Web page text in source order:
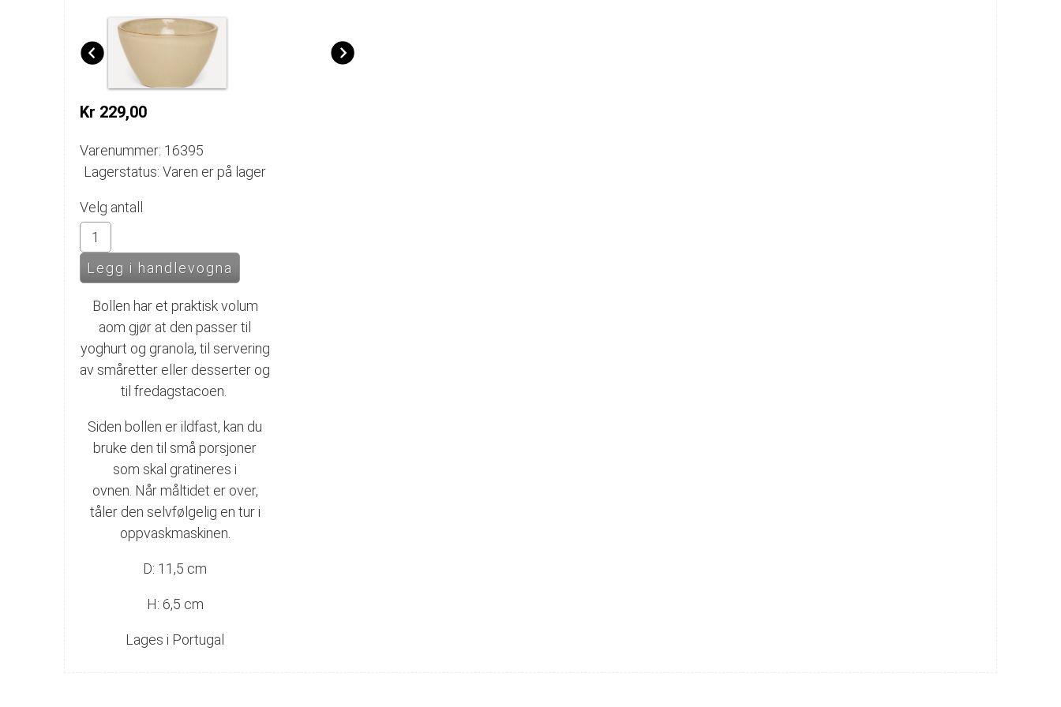
Kr 229,00
Varenummer: 16395
Lagerstatus: Varen er på lager
Velg antall
Bollen har et praktisk volum
aom gjør at den passer til
yoghurt og granola, til servering
av småretter eller desserter og
til fredagstacoen.
Siden bollen er ildfast, kan du
bruke den til små porsjoner
som skal gratineres i
ovnen Når måltidet er over,
tåler den selvfølgelig en tur i
oppvaskmaskinen
D: 11,5 cm
H: 6,5 cm
Lages i Portugal